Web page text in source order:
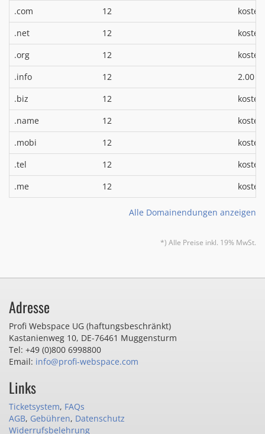
.com
12
.net
12
.org
12
.info
12 2.00 €
.biz 12
.name
12
.mobi
12
.tel
12
.me
12
Alle Domainendungen anzeigen
*) Alle Preise inkl. 19% MwSt.
Adresse
Profi Webspace UG (haftungsbeschränkt)
Kastanienweg 10, DE-76461 Muggensturm
Tel: +49 (0)800 6998800
Email: info@profi-webspace.com
Links
Ticketsystem, FAQs
AGB, Gebühren, Datenschutz
Widerrufsbelehrung